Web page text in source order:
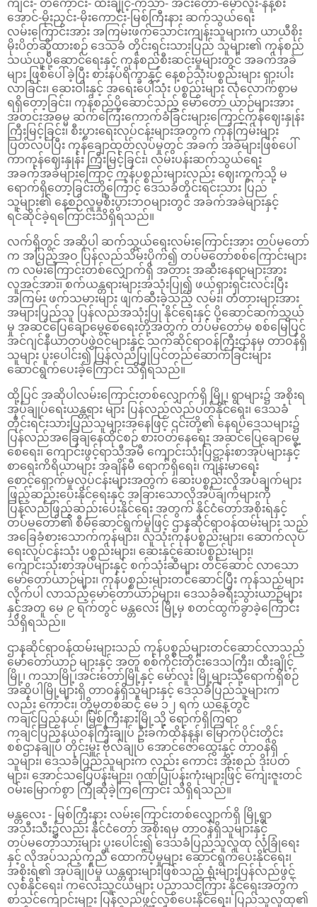
ကျင်း- တကောင်း- ထီးချိုင့်-ကသာ- အင်းတော်-မော်လူး-နန့်စီး
အောင်-မိုးညှင်း-မိုးကောင်း-မြစ်ကြီးနား ဆက်သွယ်ရေး
လမ်းကြောင်းအား အကြမ်းဖက်သောင်းကျန်းသူများက ယာယီစိုး
မိုးပိတ်ဆို့ထားစဉ် ဒေသခံ တိုင်းရင်းသားပြည် သူများ၏ ကုန်စည်
သယ်ယူပို့ဆောင်ရေးနှင့် ကုန်စည်စီးဆင်းမှုများတွင် အခက်အခဲ
များ ဖြစ်ပေါ်ခဲ့ပြီး စားနပ်ရိက္ခာနှင့် နေ့စဉ်သုံးပစ္စည်းများ ရှားပါး
လာခြင်း၊ ဆေးဝါးနှင့် အရေးပေါ်သုံး ပစ္စည်းများ လုံလောက်စွာမ
ရရှိတော့ခြင်း၊ ကုန်စည်ပို့ဆောင်သည့် မော်တော် ယာဉ်များအား
အတင်းအဓမ္မ ဆက်ကြေးကောက်ခံခြင်းများကြောင့်ကုန်ဈေးနှုန်း
ကြီးမြင့်ခြင်း၊ စီးပွားရေးလုပ်ငန်းများအတွက် ကုန်ကြမ်းများ
ပြတ်လပ်ပြီး ကုန်ချောထုတ်လုပ်မှုတွင် အခက် အခဲများဖြစ်ပေါ်
ကာကုန်ဈေးနှုန်း ကြီးမြင့်ခြင်း၊ လမ်းပန်းဆက်သွယ်ရေး
အခက်အခဲများကြောင့် ကုန်ပစ္စည်းများလည်း ဈေးကွက်သို့ မ
ရောက်ရှိတော့ခြင်းတို့ကြောင့် ဒေသခံတိုင်းရင်းသား ပြည်
သူများ၏ နေ့စဉ်လူမှုစီးပွားဘဝများတွင် အခက်အခဲများနှင့်
ရင်ဆိုင်ခဲ့ရကြောင်းသိရှိရသည်။
လက်ရှိတွင် အဆိုပါ ဆက်သွယ်ရေးလမ်းကြောင်းအား တပ်မတော်
က အပြည့်အဝ ပြန်လည်သိမ်းပိုက်၍ တပ်မတော်စစ်ကြောင်းများ
က လမ်းကြောင်းတစ်လျှောက်ရှိ အတား အဆီးနေရာများအား
လူအင်အား၊ စက်ယန္တရားများအသုံးပြု၍ ဖယ်ရှားရှင်းလင်းပြီး
အကြမ်း ဖက်သမားများ ဖျက်ဆီးခဲ့သည့် လမ်း၊ တံတားများအား
အများပြည်သူ ပြန်လည်အသုံးပြု နိုင်ရေးနှင့် ပို့ဆောင်ဆက်သွယ်
မှု အဆင်ပြေချောမွေ့စေရေးတို့အတွက် တပ်မတော်မှ စစ်မြေပြင်
အင်ဂျင်နီယာတပ်ဖွဲ့ဝင်များနှင့် သက်ဆိုင်ရာဝန်ကြီးဌာနမှ တာဝန်ရှိ
သူများ ပူးပေါင်း၍ ပြန်လည်ပြုပြင်တည်ဆောက်ခြင်းများ
ဆောင်ရွက်ပေးခဲ့ကြောင်း သိရှိရသည်။
ထို့ပြင် အဆိုပါလမ်းကြောင်းတစ်လျှောက်ရှိ မြို့၊ ရွာများ၌ အစိုးရ
အုပ်ချုပ်ရေးယန္တရား များ ပြန်လည်လည်ပတ်နိုင်ရေး၊ ဒေသခံ
တိုင်းရင်းသားပြည်သူများအနေဖြင့် ၎င်းတို့၏ နေရပ်ဒေသများ၌
ပြန်လည်အခြေချနေထိုင်စဉ် စားဝတ်နေရေး အဆင်ပြေချောမွေ့
စေရေး၊ ကျောင်းဖွင့်ရာသီအမီ ကျောင်းသုံးပြဋ္ဌာန်းစာအုပ်များနှင့်
စာရေးကိရိယာများ အချိန်မီ ရောက်ရှိရေး၊ ကျန်းမာရေး
စောင့်ရှောက်မှုလုပ်ငန်းများအတွက် ဆေးပစ္စည်းလိုအပ်ချက်များ
ဖြည့်ဆည်းပေးနိုင်ရေးနှင့် အခြားသောလိုအပ်ချက်များကို
ပြန်လည်ဖြည့်ဆည်းပေးနိုင်ရေး အတွက် နိုင်ငံတော်အစိုးရနှင့်
တပ်မတော်၏ စီမံဆောင်ရွက်မှုဖြင့် ဌာနဆိုင်ရာဝန်ထမ်းများ သည်
အခြေခံစားသောက်ကုန်များ၊ လူသုံးကုန်ပစ္စည်းများ၊ ဆောက်လုပ်
ရေးလုပ်ငန်းသုံး ပစ္စည်းများ၊ ဆေးနှင့်ဆေးပစ္စည်းများ၊
ကျောင်းသုံးစာအုပ်များနှင့် စက်သုံးဆီများ တင်ဆောင် လာသော
မော်တော်ယာဉ်များ၊ ကုန်ပစ္စည်းများတင်ဆောင်ပြီး ကုန်သည်များ
လိုက်ပါ လာသည့်မော်တော်ယာဉ်များ၊ ဒေသခံခရီးသွားယာဉ်များ
နှင့်အတူ မေ ၉ ရက်တွင် မန္တလေး မြို့မှ စတင်ထွက်ခွာခဲ့ကြောင်း
သိရှိရသည်။
ဌာနဆိုင်ရာဝန်ထမ်းများသည် ကုန်ပစ္စည်များတင်ဆောင်လာသည့်
မော်တော်ယာဉ် များနှင့် အတူ စစ်ကိုင်းတိုင်းဒေသကြီး၊ ထီးချိုင့်
မြို့၊ ကသာမြို့၊အင်းတော်မြို့နှင့် မော်လူး မြို့များသို့ရောက်ရှိစဉ်
အဆိုပါမြို့များရှိ တာဝန်ရှိသူများနှင့် ဒေသခံပြည်သူများက
လည်း ကောင်း၊ တို့မှတစ်ဆင့် မေ ၁၂ ရက် ယနေ့တွင်
ကချင်ပြည်နယ်၊ မြစ်ကြီးနားမြို့သို့ ရောက်ရှိကြရာ
ကချင်ပြည်နယ်ဝန်ကြီးချုပ် ဦးခက်ထိန်နန်၊ မြောက်ပိုင်းတိုင်း
စစ်ဌာနချုပ် တိုင်းမှူး ဗိုလ်ချုပ် အောင်ဇော်ထွေးနှင့် တာဝန်ရှိ
သူများ၊ ဒေသခံပြည်သူများက လည်း ကောင်း အိုးစည် ဒိုးပတ်
များ၊ အောင်သပြေပန်းများ၊ ဂုဏ်ပြုပန်းကုံးများဖြင့် ကျေးဇူးတင်
ဝမ်းမြောက်စွာ ကြိုဆိုခဲ့ကြကြောင်း သိရှိရသည်။
မန္တလေး - မြစ်ကြီးနား လမ်းကြောင်းတစ်လျှောက်ရှိ မြို့ရွာ
အသီးသီး၌လည်း နိုင်ငံတော် အစိုးရမှ တာဝန်ရှိသူများနှင့်
တပ်မတော်သားများ ပူးပေါင်း၍ ဒေသခံပြည်သူလူထု လုံခြုံရေး
နှင့် လိုအပ်သည့်ကူညီ ထောက်ပံ့မှုများ ဆောင်ရွက်ပေးနိုင်ရေး၊
အစိုးရ၏ အုပ်ချုပ်မှု ယန္တရားများဖြစ်သည့် ရုံးများပြန်လည်ဖွင့်
လှစ်နိုင်ရေး၊ ကလေးသူငယ်များ ပညာသင်ကြား နိုင်ရေးအတွက်
စာသင်ကျောင်းများ ပြန်လည်ဖွင့်လှစ်ပေးနိုင်ရေး၊ ပြည်သူလူထု၏